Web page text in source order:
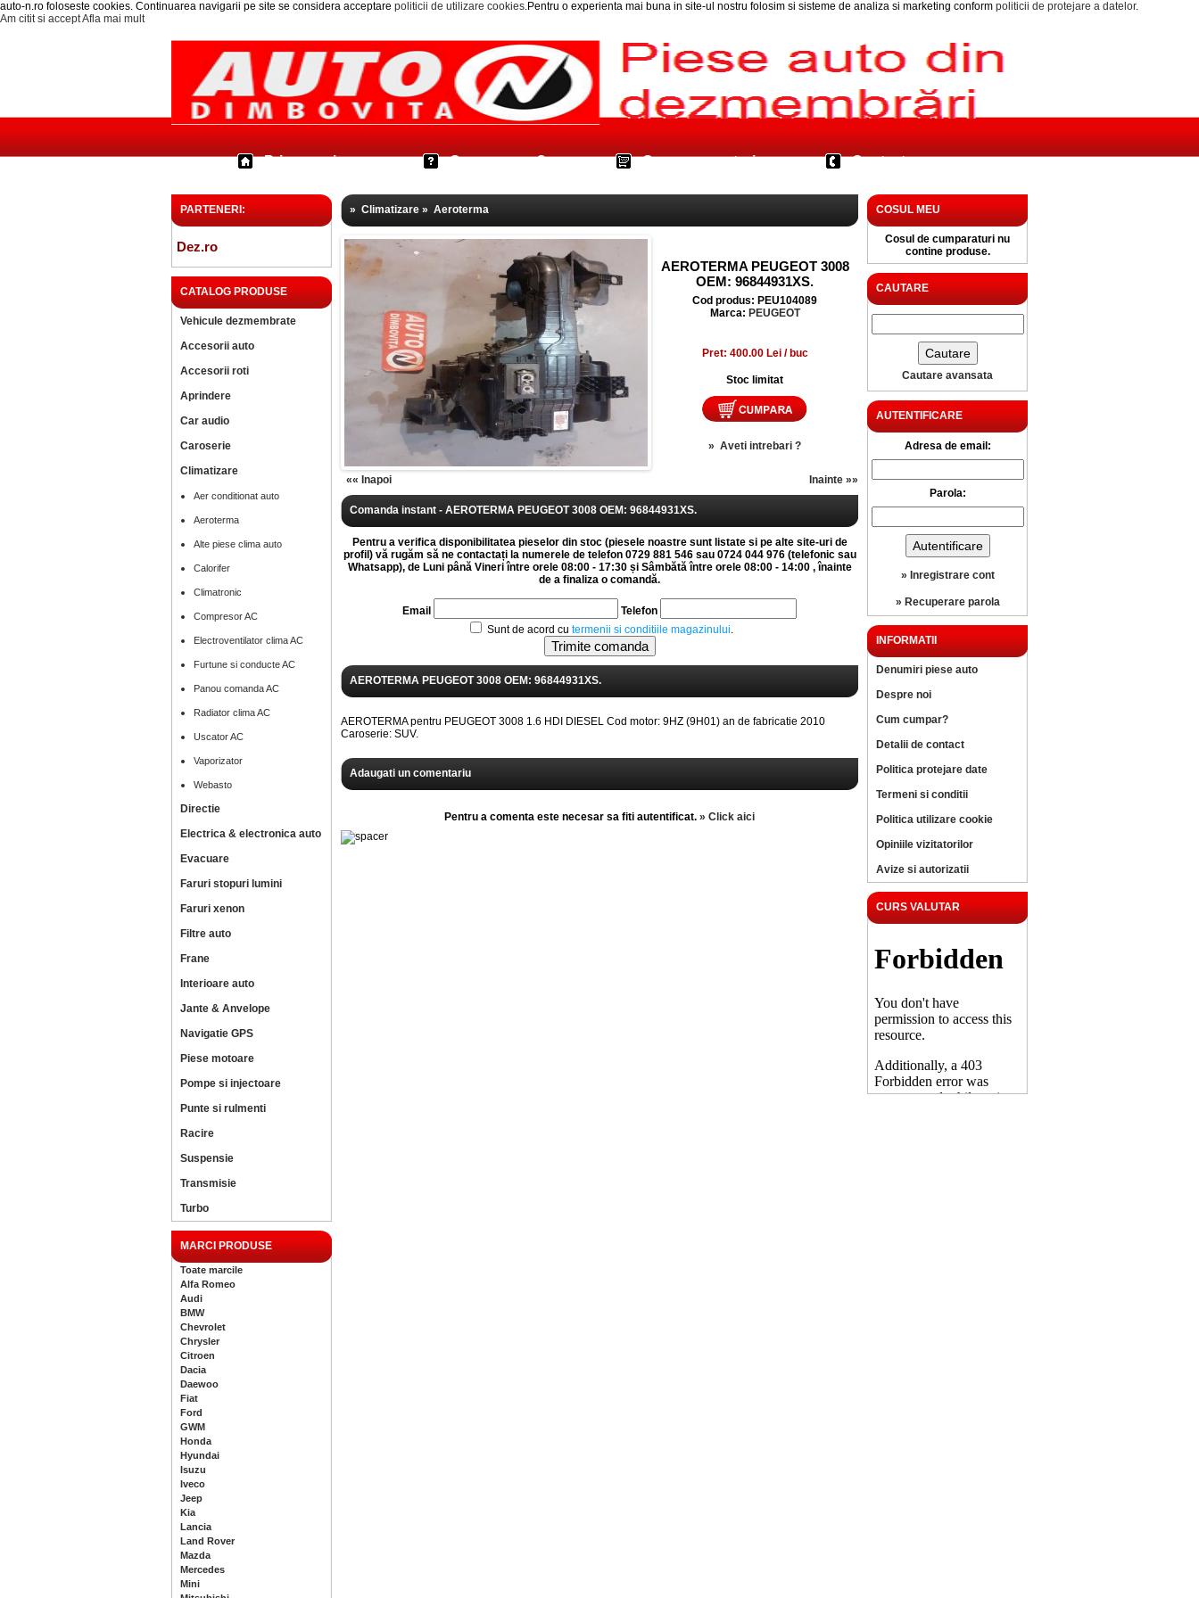
auto-n.ro foloseste cookies. Continuarea navigarii pe site se considera acceptare politicii de utilizare cookies.Pentru o experienta mai buna in site-ul nostru folosim si sisteme de analiza si marketing conform politicii de protejare a datelor.
Am citit si acceptAfla mai mult
Prima pagina Cum cumpar? Cos cumparaturi Contact
PARTENERI:
Dez.ro
CATALOG PRODUSE
Vehicule dezmembrate
Accesorii auto
Accesorii roti
Aprindere
Car audio
Caroserie
Climatizare
Aer conditionat auto
Aeroterma
Alte piese clima auto
Calorifer
Climatronic
Compresor AC
Electroventilator clima AC
Furtune si conducte AC
Panou comanda AC
Radiator clima AC
Uscator AC
Vaporizator
Webasto
Directie
Electrica & electronica auto
Evacuare
Faruri stopuri lumini
Faruri xenon
Filtre auto
Frane
Interioare auto
Jante & Anvelope
Navigatie GPS
Piese motoare
Pompe si injectoare
Punte si rulmenti
Racire
Suspensie
Transmisie
Turbo
MARCI PRODUSE
Toate marcile
Alfa Romeo
Audi
BMW
Chevrolet
Chrysler
Citroen
Dacia
Daewoo
Fiat
Ford
GWM
Honda
Hyundai
Isuzu
Iveco
Jeep
Kia
Lancia
Land Rover
Mazda
Mercedes
Mini
» Climatizare » Aeroterma
AEROTERMA PEUGEOT 3008
OEM: 96844931XS.
Cod produs: PEU104089
Marca: PEUGEOT
Pret: 400.00 Lei / buc
Stoc limitat
» Aveti intrebari ?
«« Inapoi Inainte »»
Comanda instant - AEROTERMA PEUGEOT 3008 OEM: 96844931XS.
Pentru a verifica disponibilitatea pieselor din stoc (piesele noastre sunt listate si pe alte site-uri de
profil) vă rugăm să ne contactați la numerele de telefon 0729 881 546 sau 0724 044 976 (telefonic sau
Whatsapp), de Luni până Vineri între orele 08:00 - 17:30 și Sâmbătă între orele 08:00 - 14:00 , înainte
de a finaliza o comandă.
Email
Telefon
Sunt de acord cu termenii si conditiile magazinului.
AEROTERMA PEUGEOT 3008 OEM: 96844931XS.
AEROTERMA pentru PEUGEOT 3008 1.6 HDI DIESEL Cod motor: 9HZ (9H01) an de fabricatie 2010
Caroserie: SUV.
Adaugati un comentariu
Pentru a comenta este necesar sa fiti autentificat. » Click aici
COSUL MEU
Cosul de cumparaturi nu
contine produse.
CAUTARE
Cautare avansata
AUTENTIFICARE
Adresa de email:
Parola:
» Inregistrare cont
» Recuperare parola
INFORMATII
Denumiri piese auto
Despre noi
Cum cumpar?
Detalii de contact
Politica protejare date
Termeni si conditii
Politica utilizare cookie
Opiniile vizitatorilor
Avize si autorizatii
CURS VALUTAR